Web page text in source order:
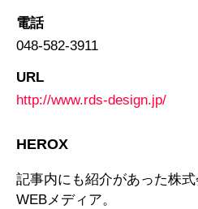
電話
048-582-3911
URL
http://www.rds-design.jp/
HEROX
記事内にも紹介があった株
WEBメディア。